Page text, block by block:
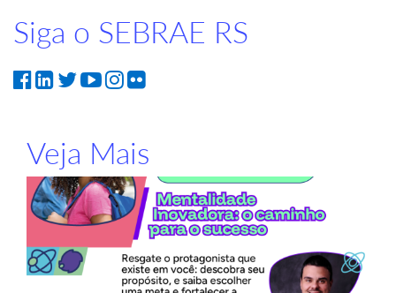
Siga o SEBRAE RS
Veja Mais